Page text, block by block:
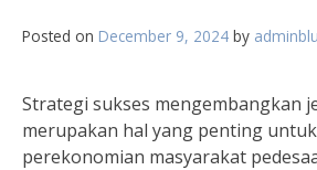
Posted on December 9, 2024 by adminblu
Strategi sukses mengembangkan
merupakan hal yang penting
perekonomian masyarakat